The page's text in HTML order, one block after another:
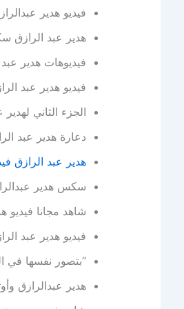
فيديو هدير
هدير عبد الرازق
فيديوهات هدير
فيديو هدير عبد
الجزء الثاني
دعارة هدير عبد
هدير عبد الرازق
سكس هدير
شاهد مجانا فيديو هدير
فيديو هدير عبد
“بتصور نفسها في
هدير عبدالرازق